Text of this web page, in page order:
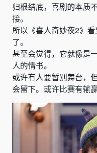
归根结底，喜剧的本质
接。
所以《喜人奇妙夜2》
了。
甚至会觉得，它就像是
人的情书。
或许有人要暂别舞台，
会留下。或许比赛有输